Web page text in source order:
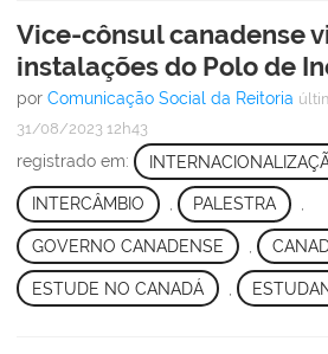
Vice-cônsul canadense
instalações do Polo de
por Comunicação Social da Reitoria
31/08/2023 12h43
registrado em:
INTERCÂMBIO , PALESTRA ,
GOVERNO CANADENSE
ESTUDE NO CANADÁ